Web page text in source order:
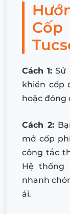
Cách 1: Sử
khiển cốp
hoặc đóng
Cách 2:
mở cốp
công tắc
Hệ
nhanh
ái.